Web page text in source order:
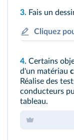
3. Fais un
Cliquez
4. Certains
d'un matériau
Réalise des
conducteurs
tableau.